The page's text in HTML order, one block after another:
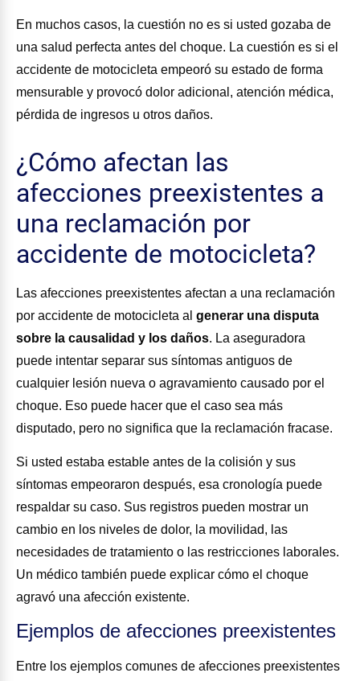
En muchos casos, la cuestión no es si usted gozaba de
una salud perfecta antes del choque. La cuestión es si el
accidente de motocicleta empeoró su estado de forma
mensurable y provocó dolor adicional, atención médica,
pérdida de ingresos u otros daños.
¿Cómo afectan las
afecciones preexistentes a
una reclamación por
accidente de motocicleta?
Las afecciones preexistentes afectan a una reclamación
por accidente de motocicleta al generar una disputa
sobre la causalidad y los daños. La aseguradora
puede intentar separar sus síntomas antiguos de
cualquier lesión nueva o agravamiento causado por el
choque. Eso puede hacer que el caso sea más
disputado, pero no significa que la reclamación fracase.
Si usted estaba estable antes de la colisión y sus
síntomas empeoraron después, esa cronología puede
respaldar su caso. Sus registros pueden mostrar un
cambio en los niveles de dolor, la movilidad, las
necesidades de tratamiento o las restricciones laborales.
Un médico también puede explicar cómo el choque
agravó una afección existente.
Ejemplos de afecciones preexistentes
Entre los ejemplos comunes de afecciones preexistentes